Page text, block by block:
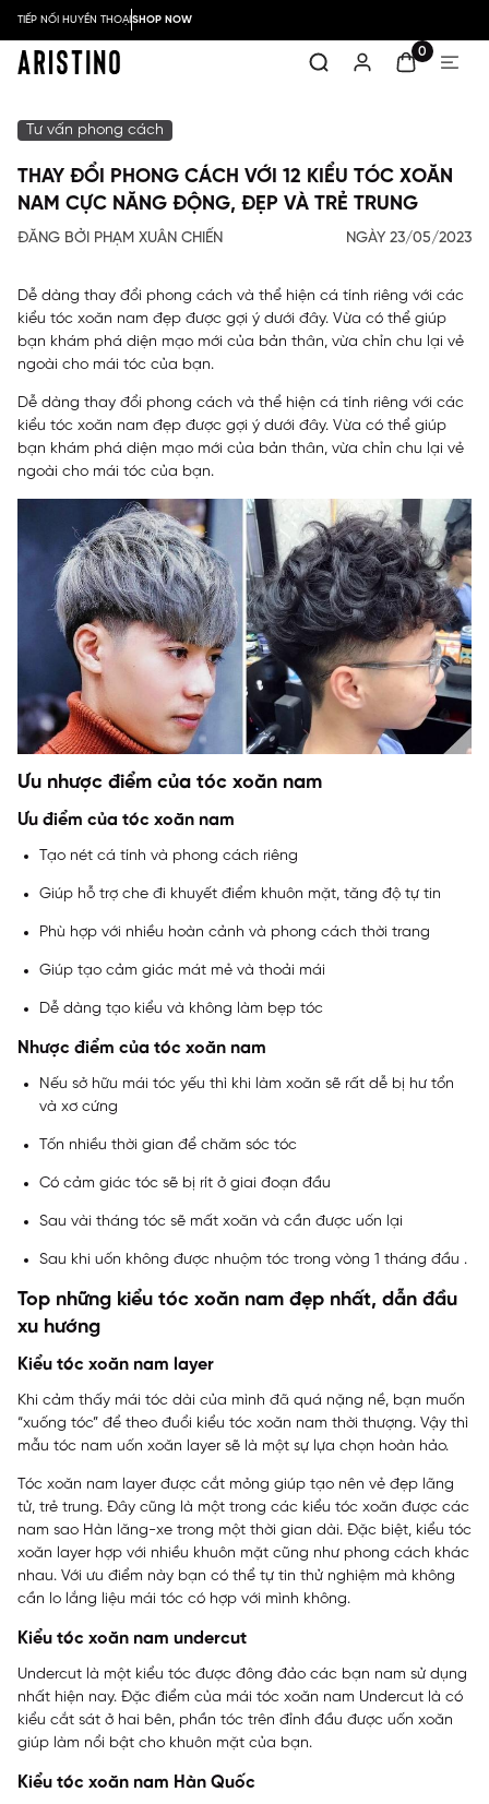
TIẾP NỐI HUYỀN THOẠISHOP NOW
0
Tư vấn phong cách
THAY ĐỔI PHONG CÁCH VỚI 12 KIỂU TÓC XOĂN
NAM CỰC NĂNG ĐỘNG, ĐẸP VÀ TRẺ TRUNG
ĐĂNG BỞI PHẠM XUÂN CHIẾN NGÀY 23/05/2023
Dễ dàng thay đổi phong cách và thể hiện cá tính riêng với các
kiểu tóc xoăn nam đẹp được gợi ý dưới đây. Vừa có thể giúp
bạn khám phá diện mạo mới của bản thân, vừa chỉn chu lại vẻ
ngoài cho mái tóc của bạn.
Dễ dàng thay đổi phong cách và thể hiện cá tính riêng với các
kiểu tóc xoăn nam đẹp được gợi ý dưới đây. Vừa có thể giúp
bạn khám phá diện mạo mới của bản thân, vừa chỉn chu lại vẻ
ngoài cho mái tóc của bạn.
Ưu nhược điểm của tóc xoăn nam
Ưu điểm của tóc xoăn nam
Tạo nét cá tính và phong cách riêng
Giúp hỗ trợ che đi khuyết điểm khuôn mặt, tăng độ tự tin
Phù hợp với nhiều hoàn cảnh và phong cách thời trang
Giúp tạo cảm giác mát mẻ và thoải mái
Dễ dàng tạo kiểu và không làm bẹp tóc
Nhược điểm của tóc xoăn nam
Nếu sở hữu mái tóc yếu thì khi làm xoăn sẽ rất dễ bị hư tổn
và xơ cứng
Tốn nhiều thời gian để chăm sóc tóc
Có cảm giác tóc sẽ bị rít ở giai đoạn đầu
Sau vài tháng tóc sẽ mất xoăn và cần được uốn lại
Sau khi uốn không được nhuộm tóc trong vòng 1 tháng đầu .
Top những kiểu tóc xoăn nam đẹp nhất, dẫn đầu
xu hướng
Kiểu tóc xoăn nam layer
Khi cảm thấy mái tóc dài của mình đã quá nặng nề, bạn muốn
“xuống tóc” để theo đuổi kiểu tóc xoăn nam thời thượng. Vậy thì
mẫu tóc nam uốn xoăn layer sẽ là một sự lựa chọn hoàn hảo.
Tóc xoăn nam layer được cắt mỏng giúp tạo nên vẻ đẹp lãng
tử, trẻ trung. Đây cũng là một trong các kiểu tóc xoăn được các
nam sao Hàn lăng-xe trong một thời gian dài. Đặc biệt, kiểu tóc
xoăn layer hợp với nhiều khuôn mặt cũng như phong cách khác
nhau. Với ưu điểm này bạn có thể tự tin thử nghiệm mà không
cần lo lắng liệu mái tóc có hợp với mình không.
Kiểu tóc xoăn nam undercut
Undercut là một kiểu tóc được đông đảo các bạn nam sử dụng
nhất hiện nay. Đặc điểm của mái tóc xoăn nam Undercut là có
kiểu cắt sát ở hai bên, phần tóc trên đỉnh đầu được uốn xoăn
giúp làm nổi bật cho khuôn mặt của bạn.
Kiểu tóc xoăn nam Hàn Quốc